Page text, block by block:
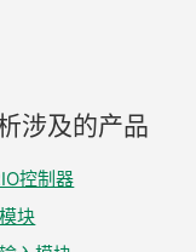
涉及的产品
控制器
块